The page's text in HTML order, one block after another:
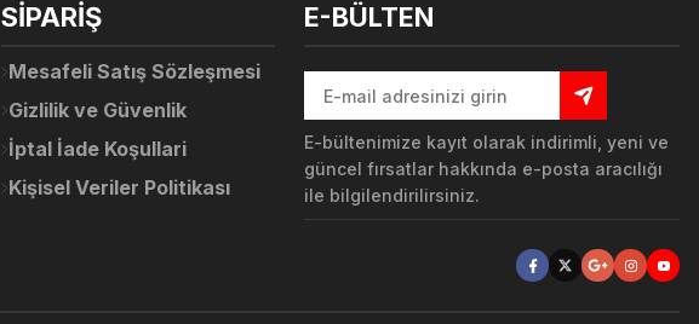
SİPARİŞ
Mesafeli Satış Sözleşmesi
Gizlilik ve Güvenlik
İptal İade Koşullari
Kişisel Veriler Politikası
E-BÜLTEN
E-bültenimize kayıt olarak indirimli, yeni ve
güncel fırsatlar hakkında e-posta aracılığı
ile bilgilendirilirsiniz.